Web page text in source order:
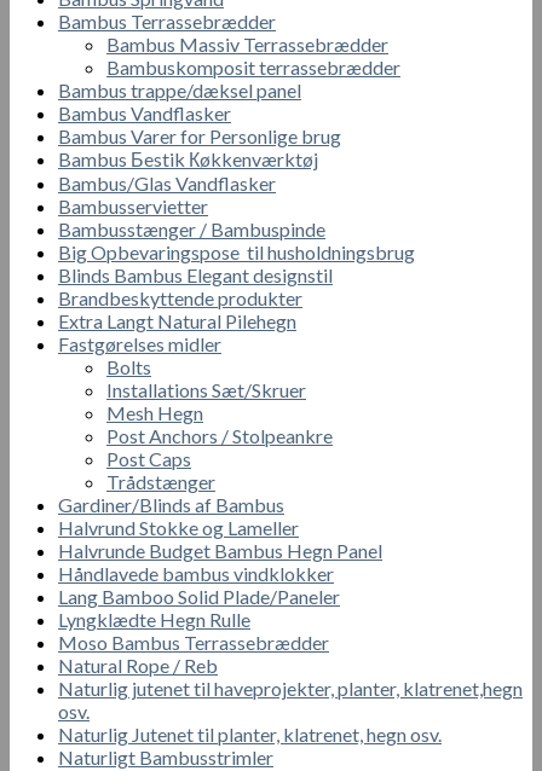
Bambus Terrassebrædder
Bambus Massiv Terrassebrædder
Bambuskomposit terrassebrædder
Bambus trappe/dæksel panel
Bambus Vandflasker
Bambus Varer for Personlige brug
Bambus Бestik Кøkkenværktøj
Bambus/Glas Vandflasker
Bambusservietter
Bambusstænger / Bambuspinde
Big Opbevaringspose til husholdningsbrug
Blinds Bambus Elegant designstil
Brandbeskyttende produkter
Extra Langt Natural Pilehegn
Fastgørelses midler
Bolts
Installations Sæt/Skruer
Mesh Hegn
Post Anchors / Stolpeankre
Post Caps
Trådstænger
Gardiner/Blinds af Bambus
Halvrund Stokke og Lameller
Halvrunde Budget Bambus Hegn Panel
Håndlavede bambus vindklokker
Lang Bamboo Solid Plade/Paneler
Lyngklædte Hegn Rulle
Moso Bambus Terrassebrædder
Natural Rope / Reb
Naturlig jutenet til haveprojekter, planter, klatrenet,hegn
osv.
Naturlig Jutenet til planter, klatrenet, hegn osv.
Naturligt Bambusstrimler